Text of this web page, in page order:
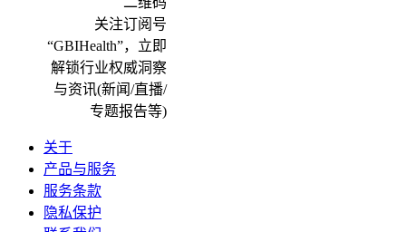
关注订阅号
“GBIHealth”，立即
解锁行业权威洞察
与资讯(新闻/直播/
专题报告等)
关于
产品与服务
服务条款
隐私保护